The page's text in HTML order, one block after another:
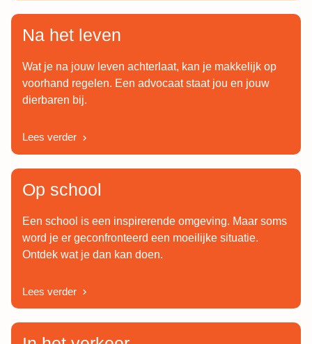
Na het leven
Wat je na jouw leven achterlaat, kan je makkelijk op
voorhand regelen. Een advocaat staat jou en jouw
dierbaren bij.
Lees verder
Op school
Een school is een inspirerende omgeving. Maar soms
word je er geconfronteerd een moeilijke situatie.
Ontdek wat je dan kan doen.
Lees verder